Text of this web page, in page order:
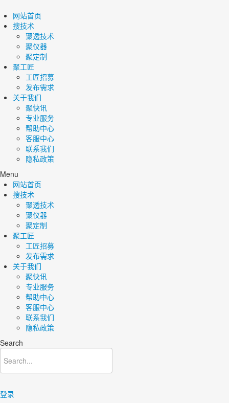
网站首页
搜技术
聚透技术
聚仪器
聚定制
聚工匠
工匠招募
发布需求
关于我们
聚快讯
专业服务
帮助中心
客服中心
联系我们
隐私政策
Menu
网站首页
搜技术
聚透技术
聚仪器
聚定制
聚工匠
工匠招募
发布需求
关于我们
聚快讯
专业服务
帮助中心
客服中心
联系我们
隐私政策
Search
登录